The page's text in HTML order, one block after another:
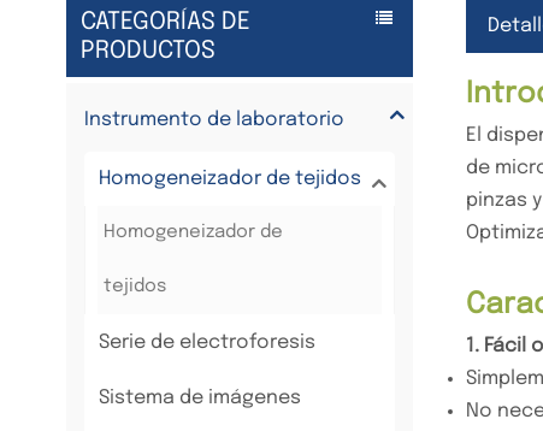
CATEGORÍAS DE
PRODUCTOS
Instrumento de laboratorio
Homogeneizador de tejidos
Homogeneizador de
tejidos
Serie de electroforesis
Sistema de imágenes
El
de
pinzas
1. Fácil
No